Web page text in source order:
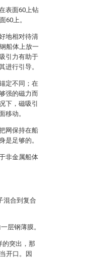
表面60上钻
60上。
地相对待清
船体上放一
引力有助于
进行引导。
定不同；在
强的磁力而
下，磁吸引
移动。
网保持在船
是足够的。
非金属船体
混合到复合
层钢薄膜。
的突出，那
开口。因